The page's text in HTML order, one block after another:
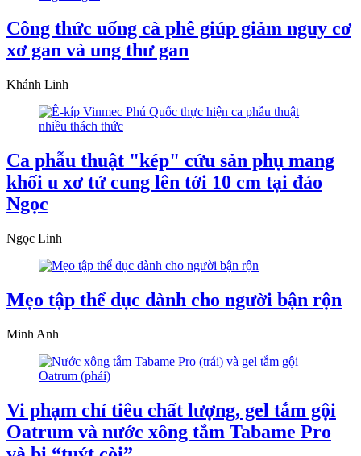
Công thức uống cà phê giúp giảm nguy cơ
xơ gan và ung thư gan
Khánh Linh
Ca phẫu thuật "kép" cứu sản phụ mang
khối u xơ tử cung lên tới 10 cm tại đảo
Ngọc
Ngọc Linh
Mẹo tập thể dục dành cho người bận rộn
Minh Anh
Vi phạm chỉ tiêu chất lượng, gel tắm gội
Oatrum và nước xông tắm Tabame Pro